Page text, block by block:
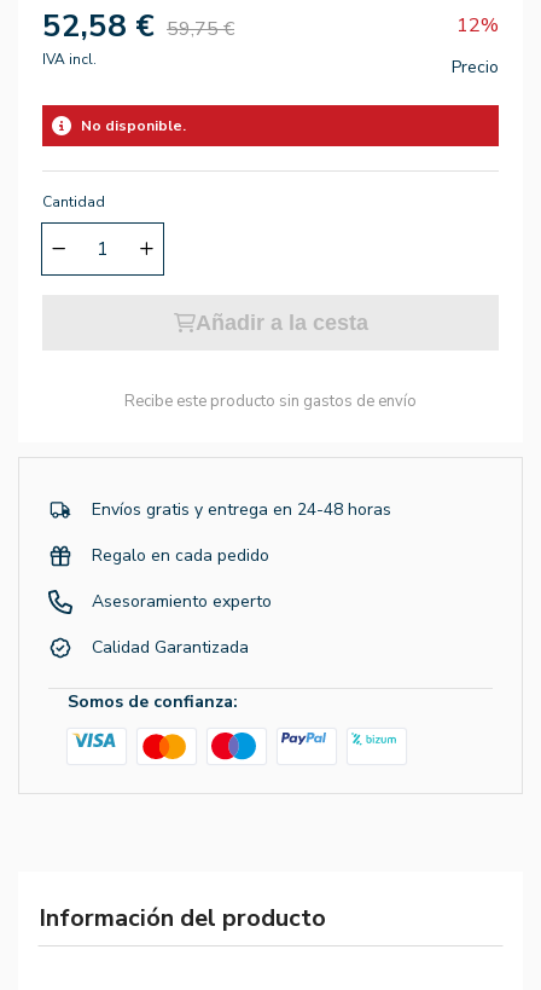
52,58 € 59,75 € 12%
IVA incl. Precio
No disponible.
Cantidad
Añadir a la cesta
Recibe este producto sin gastos de envío
Envíos gratis y entrega en 24-48 horas
Regalo en cada pedido
Asesoramiento experto
Calidad Garantizada
Somos de confianza:
Información del producto